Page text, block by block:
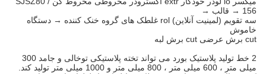
156 → قالب →
سه تقویم (لمینیت آنلاین) rol غلطک های گروه خنک کننده → دستگاه
خاموش
cut برش عرضی cut برش لبه
2
خط تولید پلاستیک بورد می تواند تخته پلاستیکی توخالی و جامد 300
میلی متر ، 600 میلی متر ، 800 میلی متر و 1000 میلی متر تولید کند.